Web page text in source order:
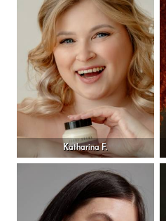
Katharina F.